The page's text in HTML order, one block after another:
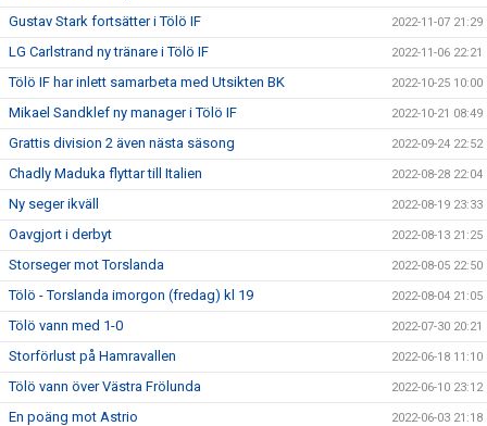
Gustav Stark fortsätter i Tölö IF 2022-11-07 21:29
LG Carlstrand ny tränare i Tölö IF 2022-11-06 22:21
Tölö IF har inlett samarbeta med Utsikten BK 2022-10-25 10:00
Mikael Sandklef ny manager i Tölö IF 2022-10-21 08:49
Grattis division 2 även nästa säsong 2022-09-24 22:52
Chadly Maduka flyttar till Italien 2022-08-28 22:04
Ny seger ikväll 2022-08-19 23:33
Oavgjort i derbyt 2022-08-13 21:25
Storseger mot Torslanda 2022-08-05 22:50
Tölö - Torslanda imorgon (fredag) kl 19 2022-08-04 21:05
Tölö vann med 1-0 2022-07-30 20:21
Storförlust på Hamravallen 2022-06-18 11:10
Tölö vann över Västra Frölunda 2022-06-10 23:12
En poäng mot Astrio 2022-06-03 21:18